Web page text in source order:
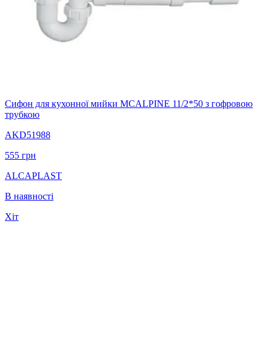
Сифон для кухонної мийки MCALPINE 11/2*50 з гофровою
трубкою
AKD51988
555 грн
ALCAPLAST
В наявності
Хіт